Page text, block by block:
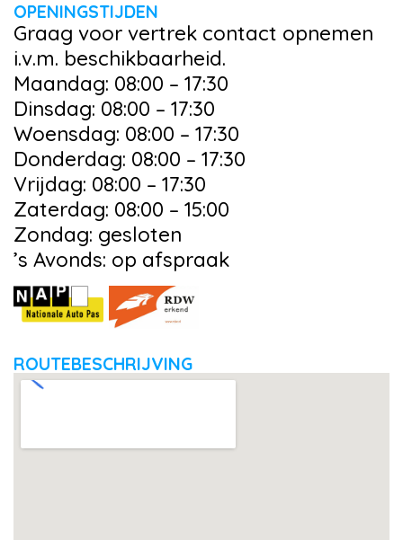
OPENINGSTIJDEN
Graag voor vertrek contact opnemen
i.v.m. beschikbaarheid.
Maandag: 08:00 – 17:30
Dinsdag: 08:00 – 17:30
Woensdag: 08:00 – 17:30
Donderdag: 08:00 – 17:30
Vrijdag: 08:00 – 17:30
Zaterdag: 08:00 – 15:00
Zondag: gesloten
’s Avonds: op afspraak
ROUTEBESCHRIJVING